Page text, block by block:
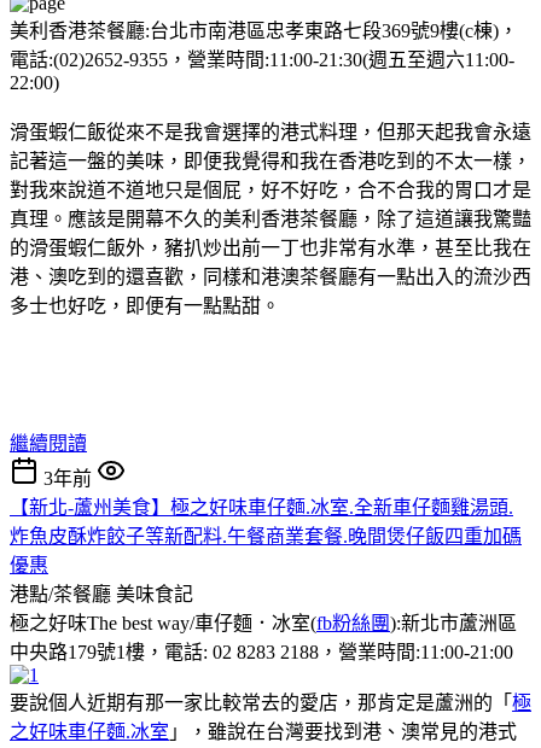
美利香港茶餐廳:台北市南港區忠孝東路七段369號9樓(c棟)，
電話:(02)2652-9355，營業時間:11:00-21:30(週五至週六11:00-
22:00)
滑蛋蝦仁飯從來不是我會選擇的港式料理，但那天起我會永遠
記著這一盤的美味，即便我覺得和我在香港吃到的不太一樣，
對我來說道不道地只是個屁，好不好吃，合不合我的胃口才是
真理。應該是開幕不久的美利香港茶餐廳，除了這道讓我驚豔
的滑蛋蝦仁飯外，豬扒炒出前一丁也非常有水準，甚至比我在
港、澳吃到的還喜歡，同樣和港澳茶餐廳有一點出入的流沙西
多士也好吃，即便有一點點甜。
繼續閱讀
3年前
【新北-蘆州美食】極之好味車仔麵.冰室.全新車仔麵雞湯頭.
炸魚皮酥炸餃子等新配料.午餐商業套餐.晚間煲仔飯四重加碼
優惠
港點/茶餐廳 美味食記
極之好味The best way/車仔麵．冰室(fb粉絲團):新北市蘆洲區
中央路179號1樓，電話: 02 8283 2188，營業時間:11:00-21:00
要說個人近期有那一家比較常去的愛店，那肯定是蘆洲的「 極
之好味車仔麵.冰室 」，雖說在台灣要找到港、澳常見的港式